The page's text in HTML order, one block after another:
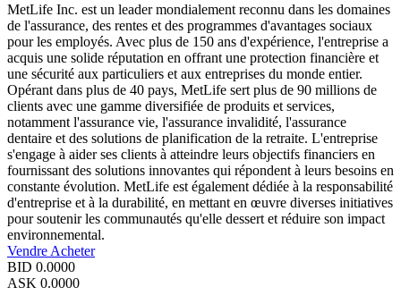
MetLife Inc. est un leader mondialement reconnu dans les domaines
de l'assurance, des rentes et des programmes d'avantages sociaux
pour les employés. Avec plus de 150 ans d'expérience, l'entreprise a
acquis une solide réputation en offrant une protection financière et
une sécurité aux particuliers et aux entreprises du monde entier.
Opérant dans plus de 40 pays, MetLife sert plus de 90 millions de
clients avec une gamme diversifiée de produits et services,
notamment l'assurance vie, l'assurance invalidité, l'assurance
dentaire et des solutions de planification de la retraite. L'entreprise
s'engage à aider ses clients à atteindre leurs objectifs financiers en
fournissant des solutions innovantes qui répondent à leurs besoins en
constante évolution. MetLife est également dédiée à la responsabilité
d'entreprise et à la durabilité, en mettant en œuvre diverses initiatives
pour soutenir les communautés qu'elle dessert et réduire son impact
environnemental.
Vendre Acheter
BID 0.0000
ASK 0.0000